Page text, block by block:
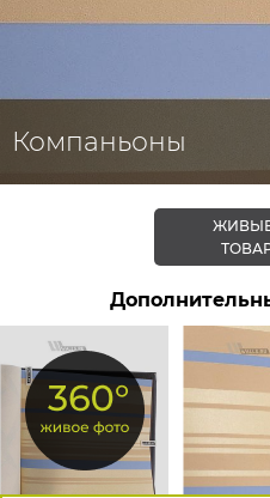
Компаньоны